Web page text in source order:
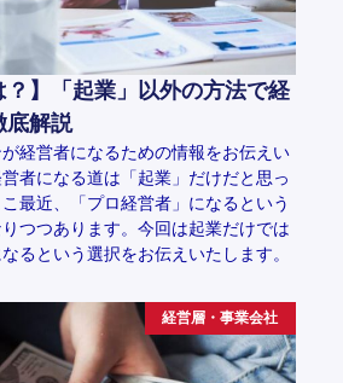
？】「起業」以外の方法で経
底解説
経営者になるための情報をお伝えい
者になる道は「起業」だけだと思っ
最近、「プロ経営者」になるという
つつあります。今回は起業だけでは
るという選択をお伝えいたします。
経営層・事業会社